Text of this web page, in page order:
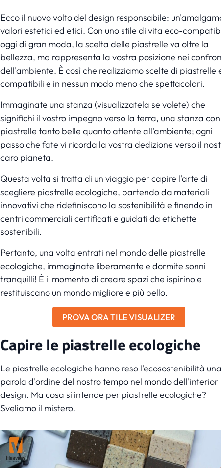
Ecco il nuovo volto del design responsabile:
valori estetici ed etici. Con uno stile di vita eco-
oggi di gran moda, la scelta delle piastrelle va oltre la
bellezza, ma rappresenta la vostra posizione nei
dell'ambiente. È così che realizziamo scelte di piastrelle
compatibili e in nessun modo meno che spettacolari.
Immaginate una stanza (visualizzatela se volete) che
significhi il vostro impegno verso la terra, una stanza con
piastrelle tanto belle quanto attente all'ambiente; ogni
passo che fate vi ricorda la vostra dedizione verso il
caro pianeta.
Questa volta si tratta di un viaggio per capire l'arte di
scegliere piastrelle ecologiche, partendo da materiali
innovativi che ridefiniscono la sostenibilità e finendo in
centri commerciali certificati e guidati da etichette
sostenibili.
Pertanto, una volta entrati nel mondo delle piastrelle
ecologiche, immaginate liberamente e dormite sonni
tranquilli! È il momento di creare spazi che ispirino e
restituiscano un mondo migliore e più bello.
PROVA ORA TILE VISUALIZER
Capire le piastrelle ecologiche
Le piastrelle ecologiche hanno reso l'ecosostenibilità una
parola d'ordine del nostro tempo nel mondo dell'interior
design. Ma cosa si intende per piastrelle ecologiche?
Sveliamo il mistero.